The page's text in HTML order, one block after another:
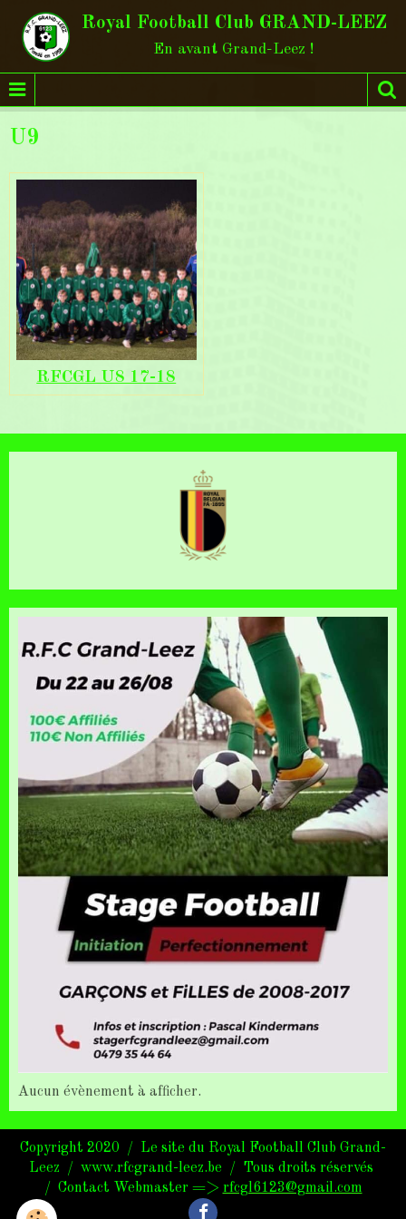
Royal Football Club GRAND-LEEZ
En avant Grand-Leez !
U9
RFCGL U8 17-18
Aucun évènement à afficher.
Copyright 2020 / Le site du Royal Football Club Grand-
Leez / www.rfcgrand-leez.be / Tous droits réservés
/ Contact Webmaster => rfcgl6123@gmail.com